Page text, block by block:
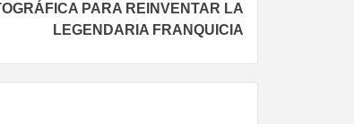
PARA REINVENTAR LA
LEGENDARIA FRANQUICIA